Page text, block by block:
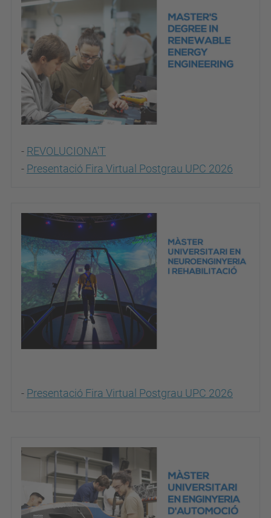
- REVOLUCIONA'T
- Presentació Fira Virtual Postgrau UPC 2026
- Presentació Fira Virtual Postgrau UPC 2026